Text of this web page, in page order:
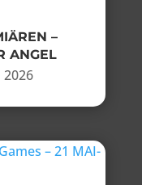
–
ANGEL
2026